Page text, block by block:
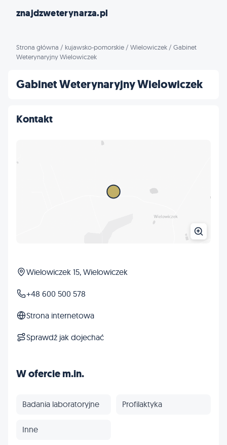
znajdzweterynarza.pl
Strona główna / kujawsko-pomorskie / Wielowiczek / Gabinet
Weterynaryjny Wielowiczek
Gabinet Weterynaryjny Wielowiczek
Kontakt
Wielowiczek 15, Wielowiczek
+48 600 500 578
Strona internetowa
Sprawdź jak dojechać
W ofercie m.in.
Badania laboratoryjne Profilaktyka
Inne